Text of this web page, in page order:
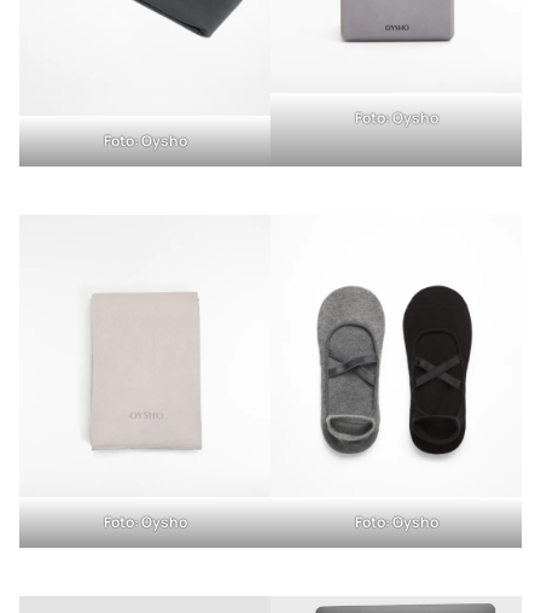
Foto: Oysho
Foto: Oysho
Foto: Oysho Foto: Oysho